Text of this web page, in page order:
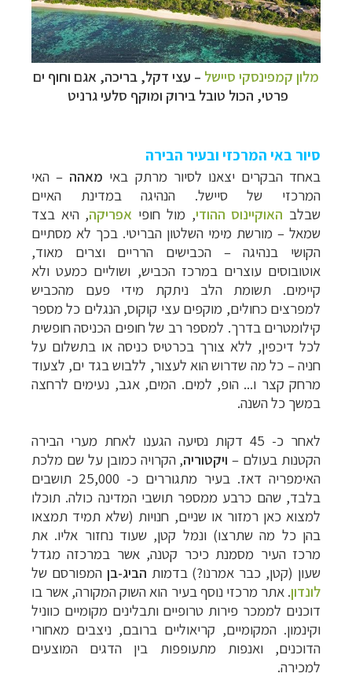
מלון קמפינסקי סיישל – עצי דקל, בריכה, אגם וחוף ים
פרטי, הכול טובל בירוק ומוקף סלעי גרניט
סיור באי המרכזי ובעיר הבירה
באחד הבקרים יצאנו לסיור מרתק באי מאהה –האי
המרכזי של סיישל. הנהיגה במדינת האיים
שבלב האוקיינוס ההודי, מול חופי אפריקה, היא בצד
שמאל – מורשת מימי השלטון הבריטי. בכך לא מסתיים
הקושי בנהיגה– הכבישים הרריים וצרים מאוד,
אוטובוסים עוצרים במרכז הכביש, ושוליים כמעט ולא
קיימים. תשומת הלב ניתקת מידי פעם מהכביש
למפרצים כחולים, מוקפים עצי קוקוס, הנגלים כל מספר
קילומטרים בדרך. למספר רב של חופים הכניסה חופשית
לכל דיכפין, ללא צורך בכרטיס כניסה או בתשלום על
חניה– כל מה שדרוש הוא לעצור, ללבוש בגד ים, לצעוד
מרחק קצר ו... הופ, למים. המים, אגב, נעימים לרחצה
במשך כל השנה.
לאחר כ- 45 דקות נסיעה הגענו לאחת מערי הבירה
הקטנות בעולם – ויקטוריה, הקרויה כמובן על שם מלכת
האימפריה דאז. בעיר מתגוררים כ- 25,000 תושבים
בלבד, שהם כרבע ממספר תושבי המדינה כולה. תוכלו
למצוא כאן רמזור או שניים, חנויות (שלא תמיד תמצאו
בהן כל מה שתרצו) ונמל קטן, שעוד נחזור אליו. את
מרכז העיר מסמנת כיכר קטנה, אשר במרכזה מגדל
שעון (קטן, כבר אמרנו?) בדמות הביג-בן המפורסם של
לונדון. אתר מרכזי נוסף בעיר הוא השוק המקורה, אשר בו
דוכנים לממכר פירות טרופיים ותבלינים מקומיים כווניל
וקינמון. המקומיים, קריאוליים ברובם, ניצבים מאחורי
הדוכנים, ואנפות מתעופפות בין הדגים המוצעים
למכירה.